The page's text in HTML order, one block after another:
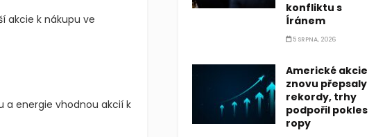
akcie k nákupu ve
a energie vhodnou akcií k
konfliktu s
Íránem
5 SRPNA, 2026
Americké akcie
znovu přepsaly
rekordy, trhy
podpořil pokles
ropy